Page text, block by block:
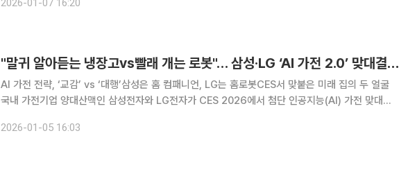
성전자 DA사업부장 부사장은 6일(현지시간) 미국 라스
2026-01-07 16:20
"말귀 알아듣는 냉장고vs빨래 개는 로봇"… 삼성·LG ‘AI 가전 2.0’ 맞대결 [CES 2026]
AI 가전 전략, ‘교감’ vs ‘대행’삼성은 홈 컴패니언, LG는 홈로봇CES서 맞붙은 미래 집의 두 얼굴
국내 가전기업 양대산맥인 삼성전자와 LG전자가 CES 2026에서 첨단 인공지능(AI) 가전 맞대결
해 LG전자는 실질적으로 가사 노동을 직접 도
2026-01-05 16:03